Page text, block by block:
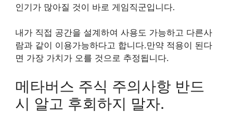
인기가 많아질 것이 바로 게임직군입니다.
내가 직접 공간을 설계하여 사용도 가능하고 다른사
람과 같이 이용가능하다고 합니다.만약 적용이 된다
면 가장 가치가 오를 것으로 추정됩니다.
메타버스 주식 주의사항 반드
시 알고 후회하지 말자.